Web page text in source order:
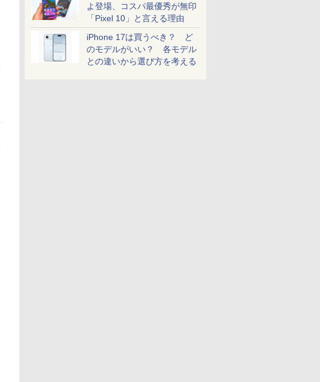
よ登場、コスパ最優秀が無印
「Pixel 10」と言える理由
iPhone 17は買うべき？ ど
のモデルがいい？ 各モデル
との違いから選び方を考える